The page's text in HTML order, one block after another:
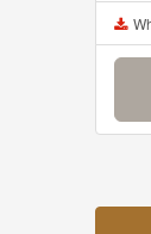
Why